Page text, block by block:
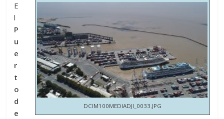
DCIM100MEDIADJI_0033.JPG
E
l
P
u
e
r
t
o
d
e